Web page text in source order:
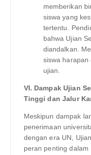
memberikan
siswa yang
tertentu.
bahwa Ujian
diandalkan.
siswa
ujian.
VI. Dampak Ujian
Tinggi dan Jalur
Meskipun dampak
penerimaan
dengan era UN,
peran penting dalam